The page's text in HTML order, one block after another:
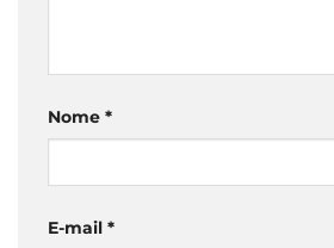
Nome *
E-mail *